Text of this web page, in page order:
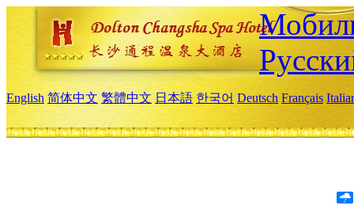
English 简体中文 繁體中文 日本語 한국어 Deutsch Français